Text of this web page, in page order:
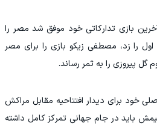
بازی تدارکاتی خود موفق شد مصر را
را زد، مصطفی زیکو بازی را برای مصر
گل پیروزی را به ثمر رساند.
خود برای دیدار افتتاحیه مقابل مراکش
باید در جام جهانی تمرکز کامل داشته